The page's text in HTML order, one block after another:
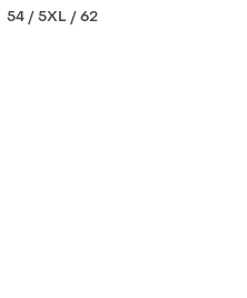
54 / 5XL / 62